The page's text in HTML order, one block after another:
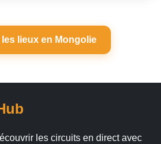
lieux en Mongolie
les circuits en direct avec